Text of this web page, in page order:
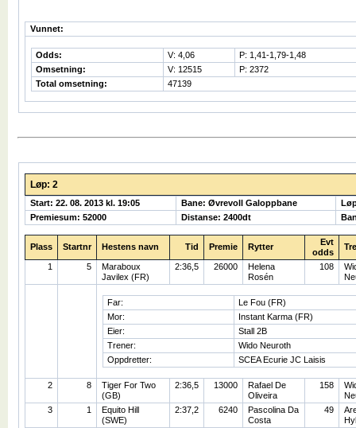
Vunnet:
Odds: V: 4,06
P: 1,41-1,79-1,48
Omsetning:
V: 12515
P: 2372
Total omsetning:
47139
Løp: 2
Start: 22. 08. 2013 kl. 19:05 Bane: Øvrevoll Galoppbane
Premiesum: 52000
Distanse: 2400dt
Plass Startnr Hestens navn Tid Premie Rytter
Evt
odds
1 5
Maraboux
Javilex (FR)
2:36,5 26000
Helena
Rosén
108
Far:
Le Fou (FR)
Mor:
Instant Karma (FR)
Eier:
Stall 2B
Trener:
Wido Neuroth
Oppdretter:
SCEA Ecurie JC Laisis
2 8
Tiger For Two
(GB)
2:36,5 13000
Rafael De
Oliveira
158
3
1
Equito Hill
(SWE)
2:37,2 6240
Pascolina Da
Costa
49